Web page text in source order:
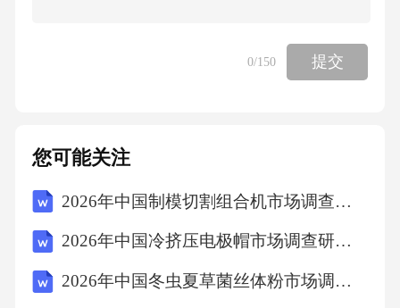
满前告知乙方，乙方应在租赁期满后按时交还
租赁物。八、合同的解除与终止1.合同解除经双
用，逾期超过[X]天的，甲方有权解除本协议，
并要求乙方支付拖欠的租金及其他费用，承担
违约责任。若甲方未按照本协议约定履行维
物，经乙方书面通知后在合理期限内仍未解决
0/150 提交
您可能关注
2026年中国制模切割组合机市场调查研究报告
2026年中国冷挤压电极帽市场调查研究报告
2026年中国冬虫夏草菌丝体粉市场调查研究报告